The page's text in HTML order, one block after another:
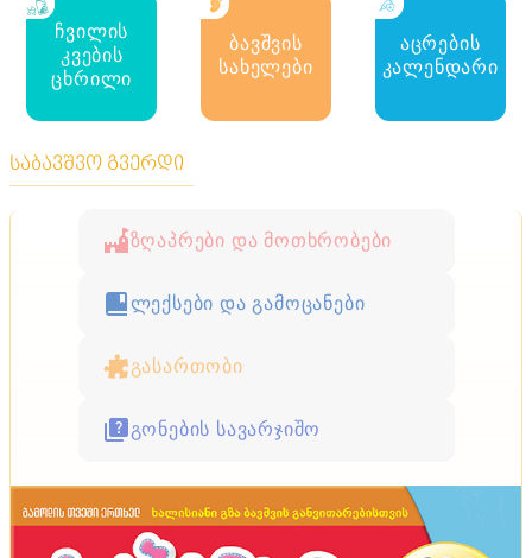
ჩვილის
კვების
ცხრილი
ბავშვის
სახელები
აცრების
კალენდარი
საბავშვო გვერდი
ზღაპრები და მოთხრობები
ლექსები და გამოცანები
გასართობი
გონების სავარჯიშო